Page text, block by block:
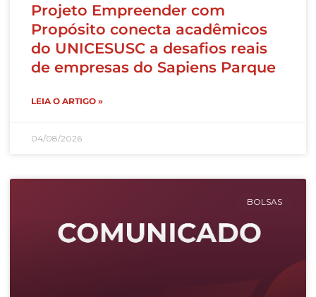
Projeto Empreender com
Propósito conecta acadêmicos
do UNICESUSC a desafios reais
de empresas do Sapiens Parque
LEIA O ARTIGO »
04/08/2026
BOLSAS